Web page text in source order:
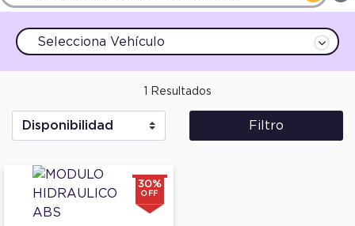
Selecciona Vehículo
1 Resultados
Filtro
30%
OFF